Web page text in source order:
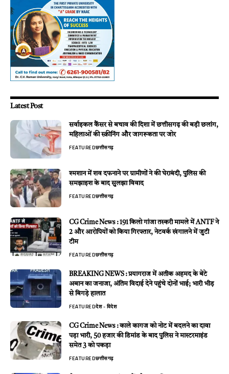
Latest Post
सर्वाइकल कैंसर से बचाव की दिशा में छत्तीसगढ़ की बड़ी छलांग,
महिलाओं की स्क्रीनिंग और जागरूकता पर जोर
FEATUREDछत्तीसगढ़
श्मशान में शव दफनाने पर ग्रामीणों ने की घेराबंदी, पुलिस की
समझाइश के बाद सुलझा विवाद
FEATUREDछत्तीसगढ़
CG Crime News : 191 किलो गांजा तस्करी मामले में ANTF ने
2 और आरोपियों को किया गिरफ्तार, नेटवर्क खंगालने में जुटी
टीम
FEATUREDछत्तीसगढ़
BREAKING NEWS : प्रयागराज में अतीक अहमद के बेटे
अबान का जनाजा, अंतिम विदाई देने पहुंचे दोनों भाई; भारी भीड़
से बिगड़े हालात
FEATUREDदेश - विदेश
CG Crime News : काले कागज को नोट में बदलने का दावा
पड़ा भारी, 50 हजार की डिमांड के बाद पुलिस ने मास्टरमाइंड
समेत 3 को पकड़ा
FEATUREDछत्तीसगढ़